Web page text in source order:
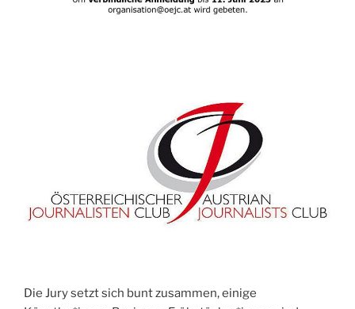
Die Jury setzt sich bunt zusammen, einige